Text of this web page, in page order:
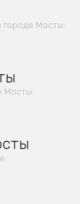
городе Мосты:
Мосты: